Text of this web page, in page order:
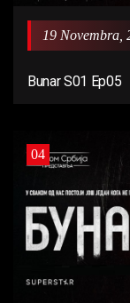
19 Novembra,
Bunar S01 Ep05
04